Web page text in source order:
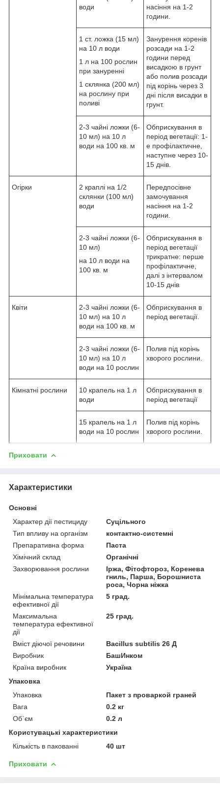
води
насіння на 1-2
години.
1 ст. ложка (15 мл)
на 10 л води
1 л на 100 рослин
при зануренні
1 склянка (200 мл)
на рослину при
поливі
Занурення коренів
розсади на 1-2
години перед
висадкою в грунт
або полив розсади
під корінь через 3
дні після висадки в
грунт.
2-3 чайні ложки (6-
10 мл) на 10 л
води на 100 кв. м
Обприскування в
період вегетації: 1-
е профілактичне,
наступне через 10-
15 днів.
Огірки
2 краплі на 1/2
склянки (100 мл)
води
Передпосівне
замочування
насіння на 1-2
години.
2-3 чайні ложки (6-
10 мл)
на 10 л води на
100 кв. м
Обприскування в
період вегетації
трикратне: перше
профілактичне,
далі з інтервалом
10-15 днів
Квіти
2-3 чайні ложки (6-
10 мл) на 10 л
води на 100 кв. м
Обприскування в
період вегетації.
2-3 чайні ложки (6-
10 мл) на 10 л
води на 10 рослин
Полив під корінь
хворого рослини.
Кімнатні рослини
10 крапель на 1 л
води
Обприскування в
період вегетації
15 крапель на 1 л
води на 10 рослин
Полив під корінь
хворого рослини.
Приховати
Характеристики
Основні
Характер дії пестициду
Суцільного
Тип впливу на організм
контактно-системні
Препаративна форма
Паста
Хімічний склад
Органічні
Захворювання рослини
Іржа, Фітофтороз, Коренева
гниль, Парша, Борошниста
роса, Чорна ніжка
Мінімальна температура
ефективної дії
5 град.
Максимальна
температура ефективної
дії
25 град.
Вміст діючої речовини
Bacillus subtilis 26 Д
Виробник
БашИнком
Країна виробник
Україна
Упаковка
Упаковка
Пакет з проваркой граней
Вага
0.2 кг
Об`єм
0.2 л
Користувацькі характеристики
Кількість в пакованні
40 шт
Приховати